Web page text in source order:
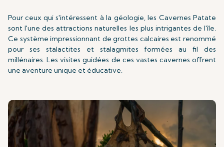
Pour ceux qui s'intéressent à la géologie, les Cavernes Patate
sont l'une des attractions naturelles les plus intrigantes de l'île.
Ce système impressionnant de grottes calcaires est renommé
pour ses stalactites et stalagmites formées au fil des
millénaires. Les visites guidées de ces vastes cavernes offrent
une aventure unique et éducative.